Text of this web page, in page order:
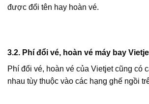
được đổi tên hay hoàn vé.
3.2. Phí đổi vé, hoàn vé máy bay
Phí đổi vé, hoàn vé của Vietjet cũng có
nhau tùy thuộc vào các hạng ghế ngồi